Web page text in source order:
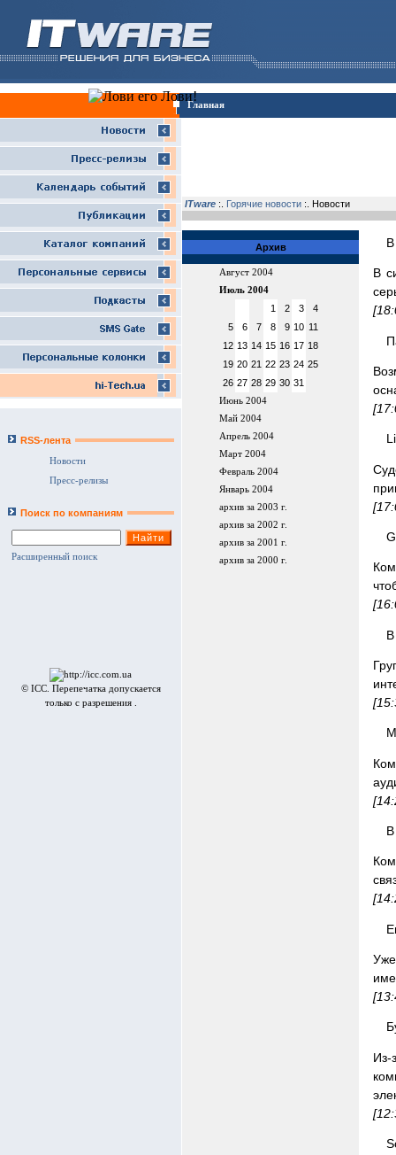
Главная
RSS-лента
Новости
Пресс-релизы
Поиск по компаниям
Расширенный поиск
© ICC. Перепечатка допускается
только с разрешения .
ITware :. Горячие новости :. Новости
Архив
Август 2004
Июль 2004
1 2 3
4
5
6 7 8 9 10 11
12 13 14 15 16 17 18
19 20 21 22 23 24 25
26 27 28 29 30 31
Июнь 2004
Май 2004
Апрель 2004
Март 2004
Февраль 2004
Январь 2004
архив за 2003 г.
архив за 2002 г.
архив за 2001 г.
архив за 2000 г.
В
Уже